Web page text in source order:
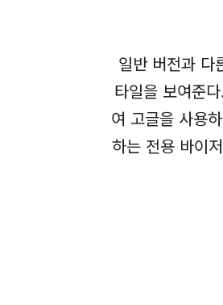
일반 버전과 다
타일을 보여준
여 고글을 사용
하는 전용 바이